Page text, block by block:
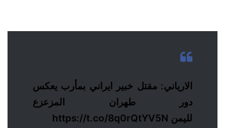
الارياني: مقتل خبير ايراني بمأرب يعكس
دور طهران المزعزع
لليمن https://t.co/8q0rQtYV5N